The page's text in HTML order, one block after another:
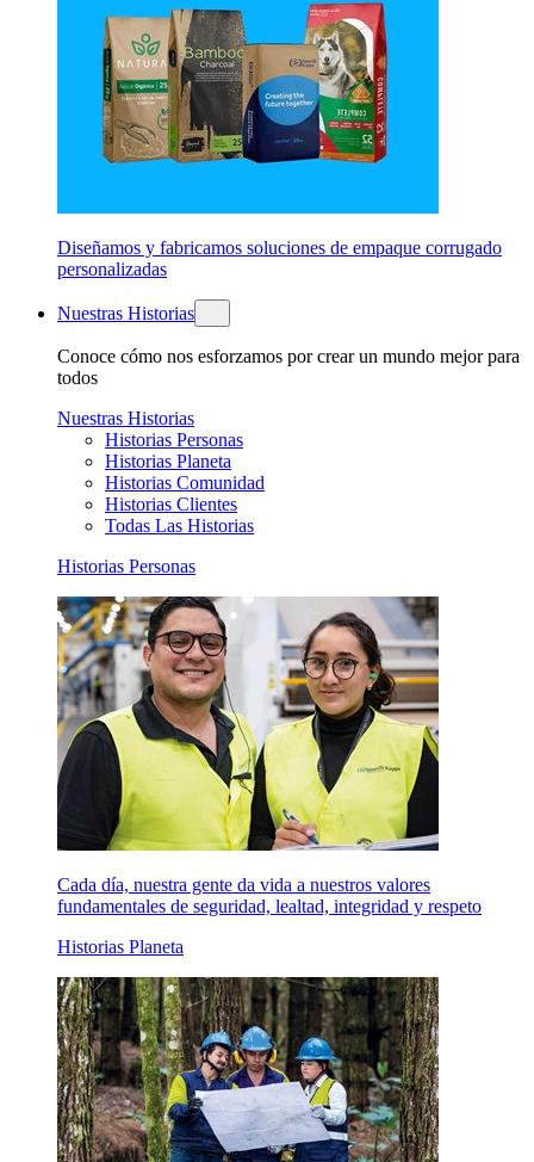
Diseñamos y fabricamos soluciones de empaque corrugado
personalizadas
Nuestras Historias
Conoce cómo nos esforzamos por crear un mundo mejor para
todos
Nuestras Historias
Historias Personas
Historias Planeta
Historias Comunidad
Historias Clientes
Todas Las Historias
Historias Personas
Cada día, nuestra gente da vida a nuestros valores
fundamentales de seguridad, lealtad, integridad y respeto
Historias Planeta